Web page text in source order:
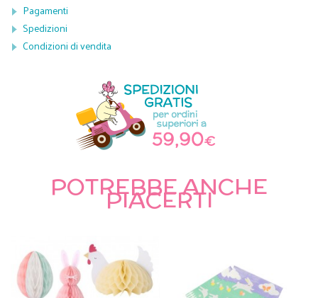
Pagamenti
Spedizioni
Condizioni di vendita
POTREBBE ANCHE
PIACERTI